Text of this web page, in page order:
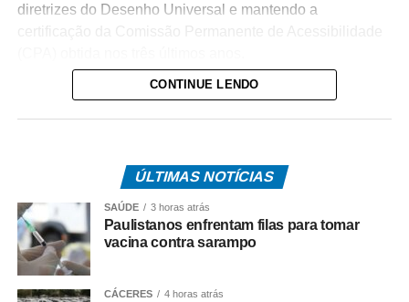
diretrizes do Desenho Universal e mantendo a
O percurso acessível inclui rampas de inclinação
adequada, circulação livre para cadeiras de rodas e
acessibilidade que permitem a visita a mezaninos e aos
níveis superiores sem comprometer o conceito
arquitetônico dos projetos. Nove banheiros foram
adaptados, oferecendo cabines exclusivas, áreas
familiares e, em alguns casos, instalações para crianças
e pessoas de baixa estatura.
CONTINUE LENDO
ÚLTIMAS NOTÍCIAS
SAÚDE 3 horas atrás
Paulistanos enfrentam filas para tomar
vacina contra sarampo
CÁCERES 4 horas atrás